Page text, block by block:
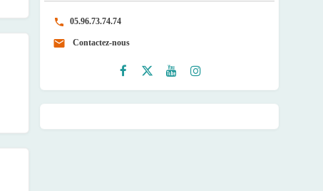
05.96.73.74.74
Contactez-nous